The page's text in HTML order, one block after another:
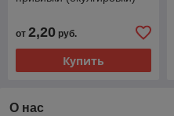
от 2,20 руб.
Купить
О нас